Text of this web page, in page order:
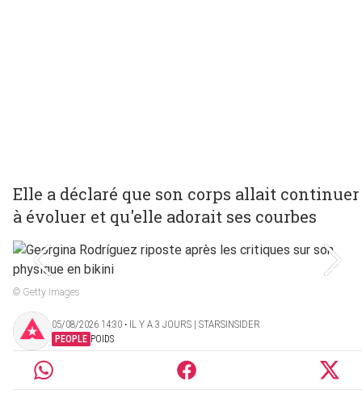
Elle a déclaré que son corps allait continuer
à évoluer et qu'elle adorait ses courbes
© Getty Images
05/08/2026 14:30 ‧ IL Y A 3 JOURS | STARSINSIDER
PEOPLE POIDS